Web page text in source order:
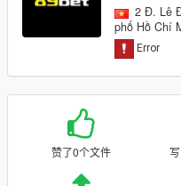
2 Đ. Lê
phố Hồ Chí
赞了0个文件